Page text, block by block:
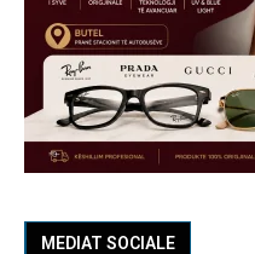
MEDIAT SOCIALE